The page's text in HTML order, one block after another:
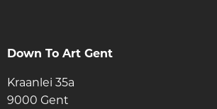
Down To Art Gent
Kraanlei 35a
9000 Gent